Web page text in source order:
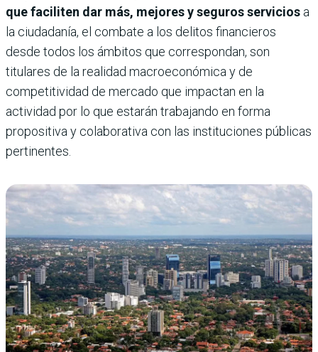
que faciliten dar más, mejores y seguros servicios a
la ciudadanía, el combate a los delitos financieros
desde todos los ámbitos que correspondan, son
titulares de la realidad macroeconómica y de
competitividad de mercado que impactan en la
actividad por lo que estarán trabajando en forma
propositiva y colaborativa con las instituciones públicas
pertinentes.